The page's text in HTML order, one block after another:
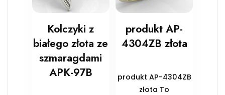
Kolczyki z
białego złota ze
szmaragdami
APK-97B
produkt AP-
4304ZB złota
produkt AP-4304ZB
złota To